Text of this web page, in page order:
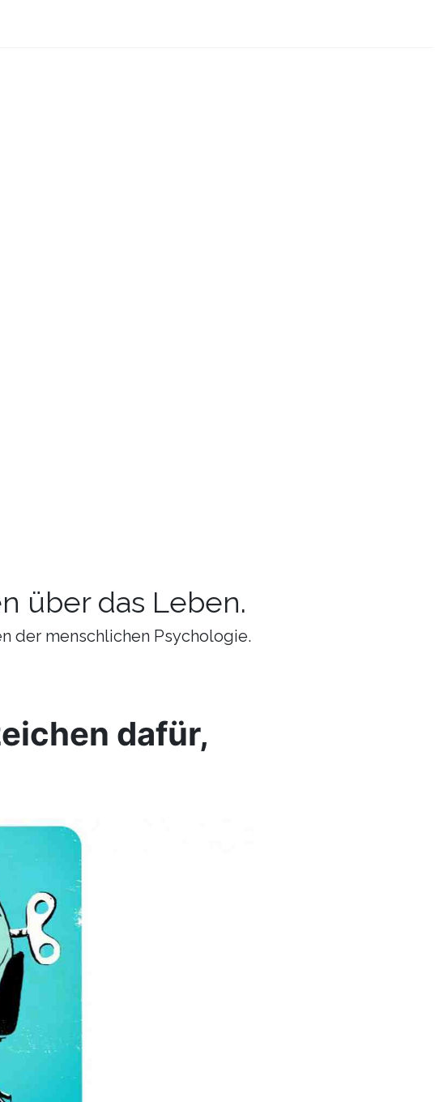
über das Leben.
der menschlichen Psychologie.
dafür,